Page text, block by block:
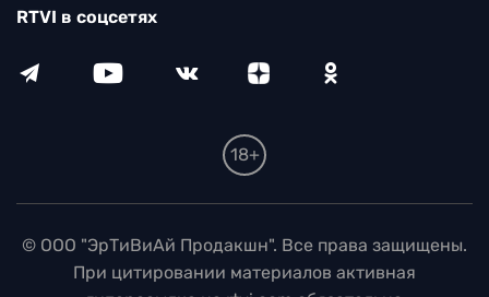
RTVI в соцсетях
18+
© ООО "ЭрТиВиАй Продакшн". Все права защищены.
При цитировании материалов активная